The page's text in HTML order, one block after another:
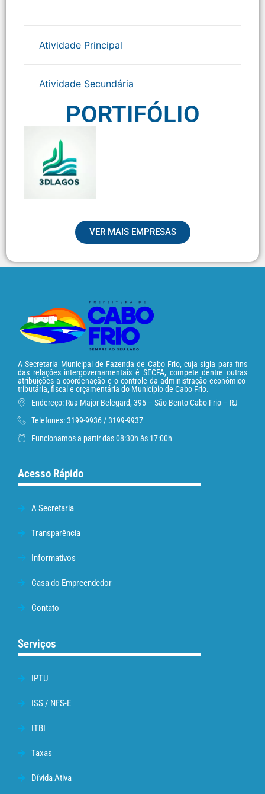
Atividade Principal
Atividade Secundária
PORTIFÓLIO
VER MAIS EMPRESAS
A Secretaria Municipal de Fazenda de Cabo Frio, cuja sigla para fins
das relações intergovernamentais é SECFA, compete dentre outras
atribuições a coordenação e o controle da administração econômico-
tributária, fiscal e orçamentária do Município de Cabo Frio.
Endereço: Rua Major Belegard, 395 – São Bento Cabo Frio – RJ
Telefones: 3199-9936 / 3199-9937
Funcionamos a partir das 08:30h às 17:00h
Acesso Rápido
A Secretaria
Transparência
Informativos
Casa do Empreendedor
Contato
Serviços
IPTU
ISS / NFS-E
ITBI
Taxas
Dívida Ativa